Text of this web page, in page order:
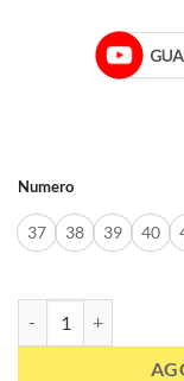
Numero
37 38 39 40